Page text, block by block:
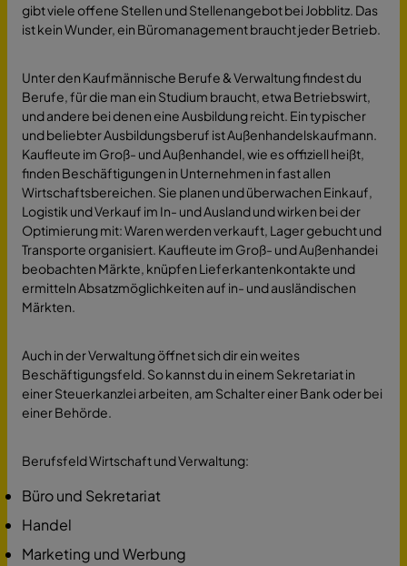
gibt viele offene Stellen und Stellenangebot bei Jobblitz. Das
ist kein Wunder, ein Büromanagement braucht jeder Betrieb.
Unter den Kaufmännische Berufe & Verwaltung findest du
Berufe, für die man ein Studium braucht, etwa Betriebswirt,
und andere bei denen eine Ausbildung reicht. Ein typischer
und beliebter Ausbildungsberuf ist Außenhandelskaufmann.
Kaufleute im Groß- und Außenhandel, wie es offiziell heißt,
finden Beschäftigungen in Unternehmen in fast allen
Wirtschaftsbereichen. Sie planen und überwachen Einkauf,
Logistik und Verkauf im In- und Ausland und wirken bei der
Optimierung mit: Waren werden verkauft, Lager gebucht und
Transporte organisiert. Kaufleute im Groß- und Außenhandei
beobachten Märkte, knüpfen Lieferkantenkontakte und
ermitteln Absatzmöglichkeiten auf in- und ausländischen
Märkten.
Auch in der Verwaltung öffnet sich dir ein weites
Beschäftigungsfeld. So kannst du in einem Sekretariat in
einer Steuerkanzlei arbeiten, am Schalter einer Bank oder bei
einer Behörde.
Berufsfeld Wirtschaft und Verwaltung:
Büro und Sekretariat
Handel
Marketing und Werbung